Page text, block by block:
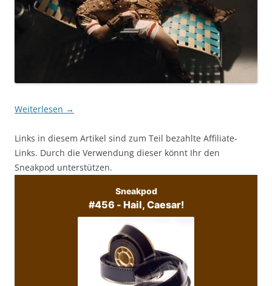
Weiterlesen →
Links in diesem Artikel sind zum Teil bezahlte Affiliate-
Links. Durch die Verwendung dieser könnt Ihr den
Sneakpod unterstützen.